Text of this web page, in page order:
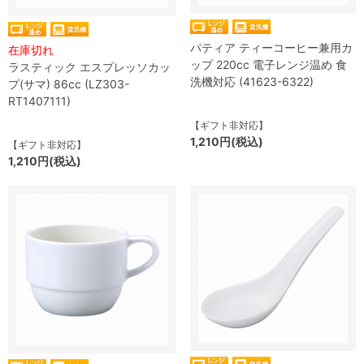
在庫切れ
ラスティック エスプレッソカッ
プ(サマ) 86cc (LZ303-
RT1407111)
【ギフト非対応】
1,210円(税込)
パティア ティーコーヒー兼用カ
ップ 220cc 電子レンジ温め 食
洗機対応 (41623-6322)
【ギフト非対応】
1,210円(税込)